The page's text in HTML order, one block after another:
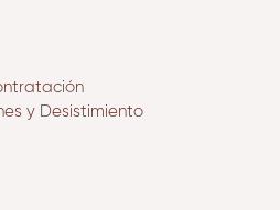
y Desistimiento